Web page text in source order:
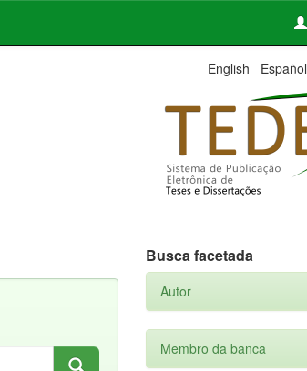
English Español
Busca facetada
Autor
Membro da banca